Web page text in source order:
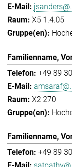
X5 1.4.05
+49 89
X2 270
+49 89